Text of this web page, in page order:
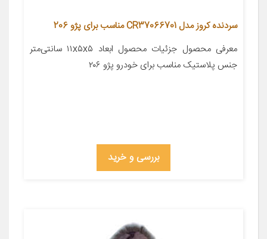
سردنده کروز مدل CR37066701 مناسب برای پژو 206
معرفی محصول جزئیات محصول ابعاد ۱۱x۵x۵ سانتی‌متر
جنس پلاستیک مناسب برای خودرو پژو ۲۰۶
بررسی و خرید